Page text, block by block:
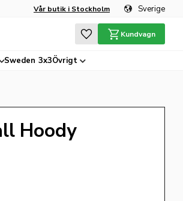
Vår butik i Stockholm Sverige
Favoriter
Kundvagn
Sweden 3x3Övrigt
Hoody